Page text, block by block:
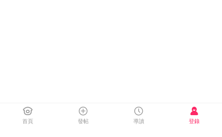
首頁 發帖 導讀 登錄